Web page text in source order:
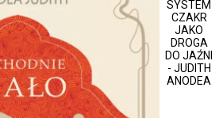
SYSTEM
CZAKR
JAKO
DROGA
DO JAŹNI
- JUDITH
ANODEA